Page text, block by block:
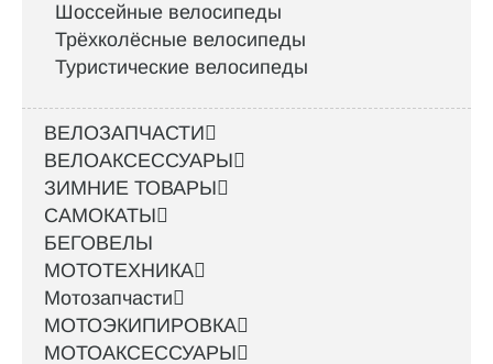
Шоссейные велосипеды
Трёхколёсные велосипеды
Туристические велосипеды
ВЕЛОЗАПЧАСТИ
ВЕЛОАКСЕССУАРЫ
ЗИМНИЕ ТОВАРЫ
САМОКАТЫ
БЕГОВЕЛЫ
МОТОТЕХНИКА
Мотозапчасти
МОТОЭКИПИРОВКА
МОТОАКСЕССУАРЫ